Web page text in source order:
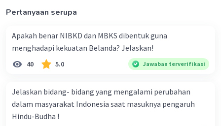
Pertanyaan serupa
Apakah benar NIBKD dan MBKS dibentuk guna
menghadapi kekuatan Belanda? Jelaskan!
40 5.0 Jawaban terverifikasi
Jelaskan bidang- bidang yang mengalami perubahan
dalam masyarakat Indonesia saat masuknya pengaruh
Hindu-Budha !